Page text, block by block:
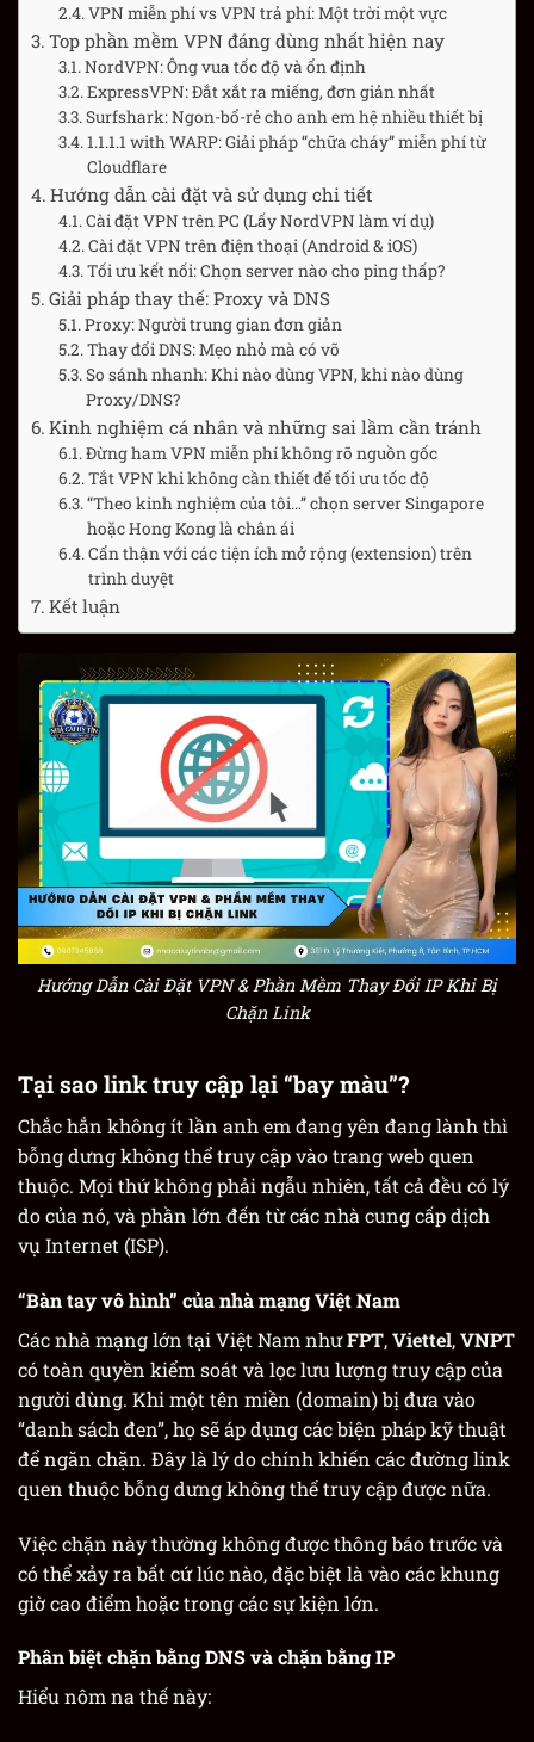
VPN miễn phí vs VPN trả phí: Một trời một vực
Top phần mềm VPN đáng dùng nhất hiện nay
NordVPN: Ông vua tốc độ và ổn định
ExpressVPN: Đắt xắt ra miếng, đơn giản nhất
Surfshark: Ngon-bổ-rẻ cho anh em hệ nhiều thiết bị
1.1.1.1 with WARP: Giải pháp “chữa cháy” miễn phí từ
Cloudflare
Hướng dẫn cài đặt và sử dụng chi tiết
Cài đặt VPN trên PC (Lấy NordVPN làm ví dụ)
Cài đặt VPN trên điện thoại (Android & iOS)
Tối ưu kết nối: Chọn server nào cho ping thấp?
Giải pháp thay thế: Proxy và DNS
Proxy: Người trung gian đơn giản
Thay đổi DNS: Mẹo nhỏ mà có võ
So sánh nhanh: Khi nào dùng VPN, khi nào dùng
Proxy/DNS?
Kinh nghiệm cá nhân và những sai lầm cần tránh
Đừng ham VPN miễn phí không rõ nguồn gốc
Tắt VPN khi không cần thiết để tối ưu tốc độ
“Theo kinh nghiệm của tôi…” chọn server Singapore
hoặc Hong Kong là chân ái
Cẩn thận với các tiện ích mở rộng (extension) trên
trình duyệt
Kết luận
Hướng Dẫn Cài Đặt VPN & Phần Mềm Thay Đổi IP Khi Bị
Chặn Link
Tại sao link truy cập lại “bay màu”?
Chắc hẳn không ít lần anh em đang yên đang lành thì
bỗng dưng không thể truy cập vào trang web quen
thuộc. Mọi thứ không phải ngẫu nhiên, tất cả đều có lý
do của nó, và phần lớn đến từ các nhà cung cấp dịch
vụ Internet (ISP).
“Bàn tay vô hình” của nhà mạng Việt Nam
Các nhà mạng lớn tại Việt Nam nhưFPT,Viettel,VNPT
có toàn quyền kiểm soát và lọc lưu lượng truy cập của
người dùng. Khi một tên miền (domain) bị đưa vào
“danh sách đen”, họ sẽ áp dụng các biện pháp kỹ thuật
để ngăn chặn. Đây là lý do chính khiến các đường link
quen thuộc bỗng dưng không thể truy cập được nữa.
Việc chặn này thường không được thông báo trước và
có thể xảy ra bất cứ lúc nào, đặc biệt là vào các khung
giờ cao điểm hoặc trong các sự kiện lớn.
Phân biệt chặn bằng DNS và chặn bằng IP
Hiểu nôm na thế này: